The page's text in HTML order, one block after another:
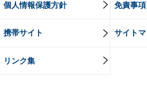
個人情報保護方針 免責事項
携帯サイト サイト
リンク集